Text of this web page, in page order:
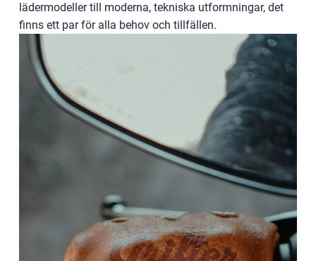
lädermodeller till moderna, tekniska utformningar, det
finns ett par för alla behov och tillfällen.